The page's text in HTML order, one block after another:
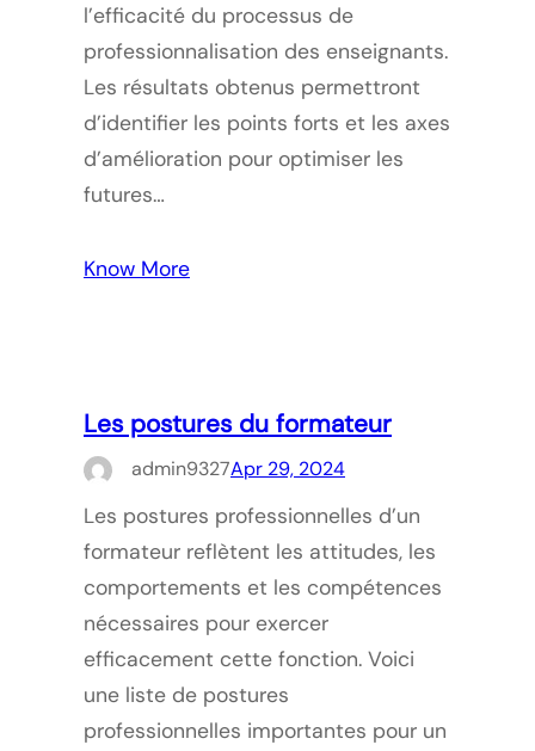
l’efficacité du processus de
professionnalisation des enseignants.
Les résultats obtenus permettront
d’identifier les points forts et les axes
d’amélioration pour optimiser les
futures…
Know More
Les postures du formateur
admin9327Apr 29, 2024
Les postures professionnelles d’un
formateur reflètent les attitudes, les
comportements et les compétences
nécessaires pour exercer
efficacement cette fonction. Voici
une liste de postures
professionnelles importantes pour un